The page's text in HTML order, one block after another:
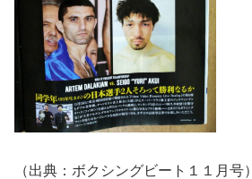
（出典：ボクシングビート１１月号）